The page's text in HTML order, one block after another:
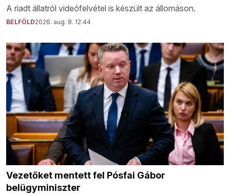
A riadt állatról videófelvétel is készült az állomáson.
BELFÖLD2026. aug. 8. 12:44
Vezetőket mentett fel Pósfai Gábor
belügyminiszter